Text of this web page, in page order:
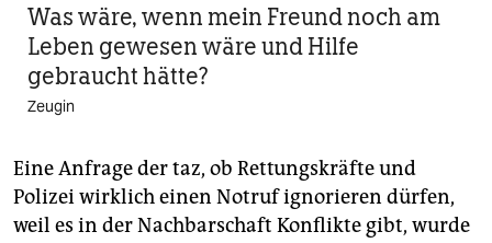
Was wäre, wenn mein Freund noch am
Leben gewesen wäre und Hilfe
gebraucht hätte?
Zeugin
Eine Anfrage der taz, ob Rettungskräfte und
Polizei wirklich einen Notruf ignorieren dürfen,
weil es in der Nachbarschaft Konflikte gibt, wurde